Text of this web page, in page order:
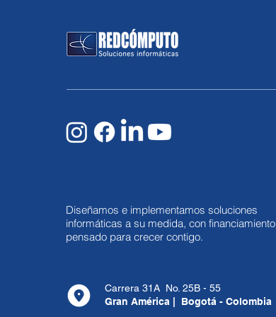
Diseñamos e implementamos soluciones
informáticas a su medida, con financiamiento
pensado para crecer contigo.
Carrera 31A No. 25B - 55
Gran América | Bogotá - Colombia